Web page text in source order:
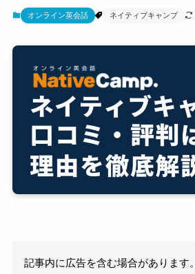
オンライン英会話 ネイティブキャンプ
記事内に広告を含む場合があります。